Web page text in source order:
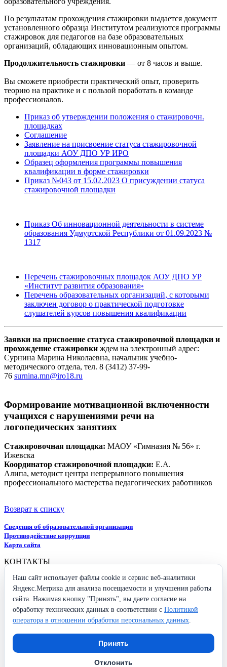
По результатам прохождения стажировки выдается документ
установленного образца Институтом реализуются программы
стажировок для педагогов на базе образовательных
организаций, обладающих инновационным опытом.
Продолжительность стажировки — от 8 часов и выше.
Вы сможете приобрести практический опыт, проверить
теорию на практике и с пользой поработать в команде
профессионалов.
Приказ об утверждении положения о стажировочн.
площадках
Соглашение
Заявление на присвоение статуса стажировочной
площадки АОУ ДПО УР ИРО
Образец оформления программы повышения
квалификации в форме стажировки
Приказ №043 от 15.02.2023 О присуждении статуса
стажировочной площадки
Приказ Об инновационной деятельности в системе
образования Удмуртской Республики от 01.09.2023 №
1317
Перечень стажировочных площадок АОУ ДПО УР
«Институт развития образования»
Перечень образовательных организаций, с которыми
заключен договор о практической подготовке
слушателей курсов повышения квалификации
Заявки на присвоение статуса стажировочной площадки и
прохождение стажировки ждем на электронный адрес:
Сурнина Марина Николаевна, начальник учебно-
методического отдела, тел. 8 (3412) 37-99-
76 surnina.mn@iro18.ru
Формирование мотивационной включенности
учащихся с нарушениями речи на
логопедических занятиях
Стажировочная площадка: МАОУ «Гимназия № 56» г.
Ижевска
Координатор стажировочной площадки: Е.А.
Алипа, методист центра непрерывного повышения
профессионального мастерства педагогических работников
Возврат к списку
Сведения об образовательной организации
Противодействие коррупции
Карта сайта
КОНТАКТЫ
426009, Удмуртская Республика,
г. Ижевск, ул. Ухтомского, 25
+7 (3412) 37-96-26
secretary@iro18.ru
Схема проезда
СОЦИАЛЬНЫЕ СЕТИ
Наш сайт использует файлы cookie и сервис веб-аналитики
Яндекс.Метрика для анализа посещаемости и улучшения работы
сайта. Нажимая кнопку "Принять", вы даете согласие на
обработку технических данных в соответствии с Политикой
оператора в отношении обработки персональных данных.
Принять
Отклонить